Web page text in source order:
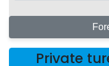
Private